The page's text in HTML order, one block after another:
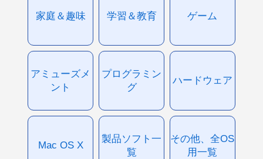
家庭＆趣味 学習＆教育 ゲーム
アミューズメ
ント
プログラミン
グ
ハードウェア
Mac OS X
製品ソフト一
覧
その他、全OS
用一覧